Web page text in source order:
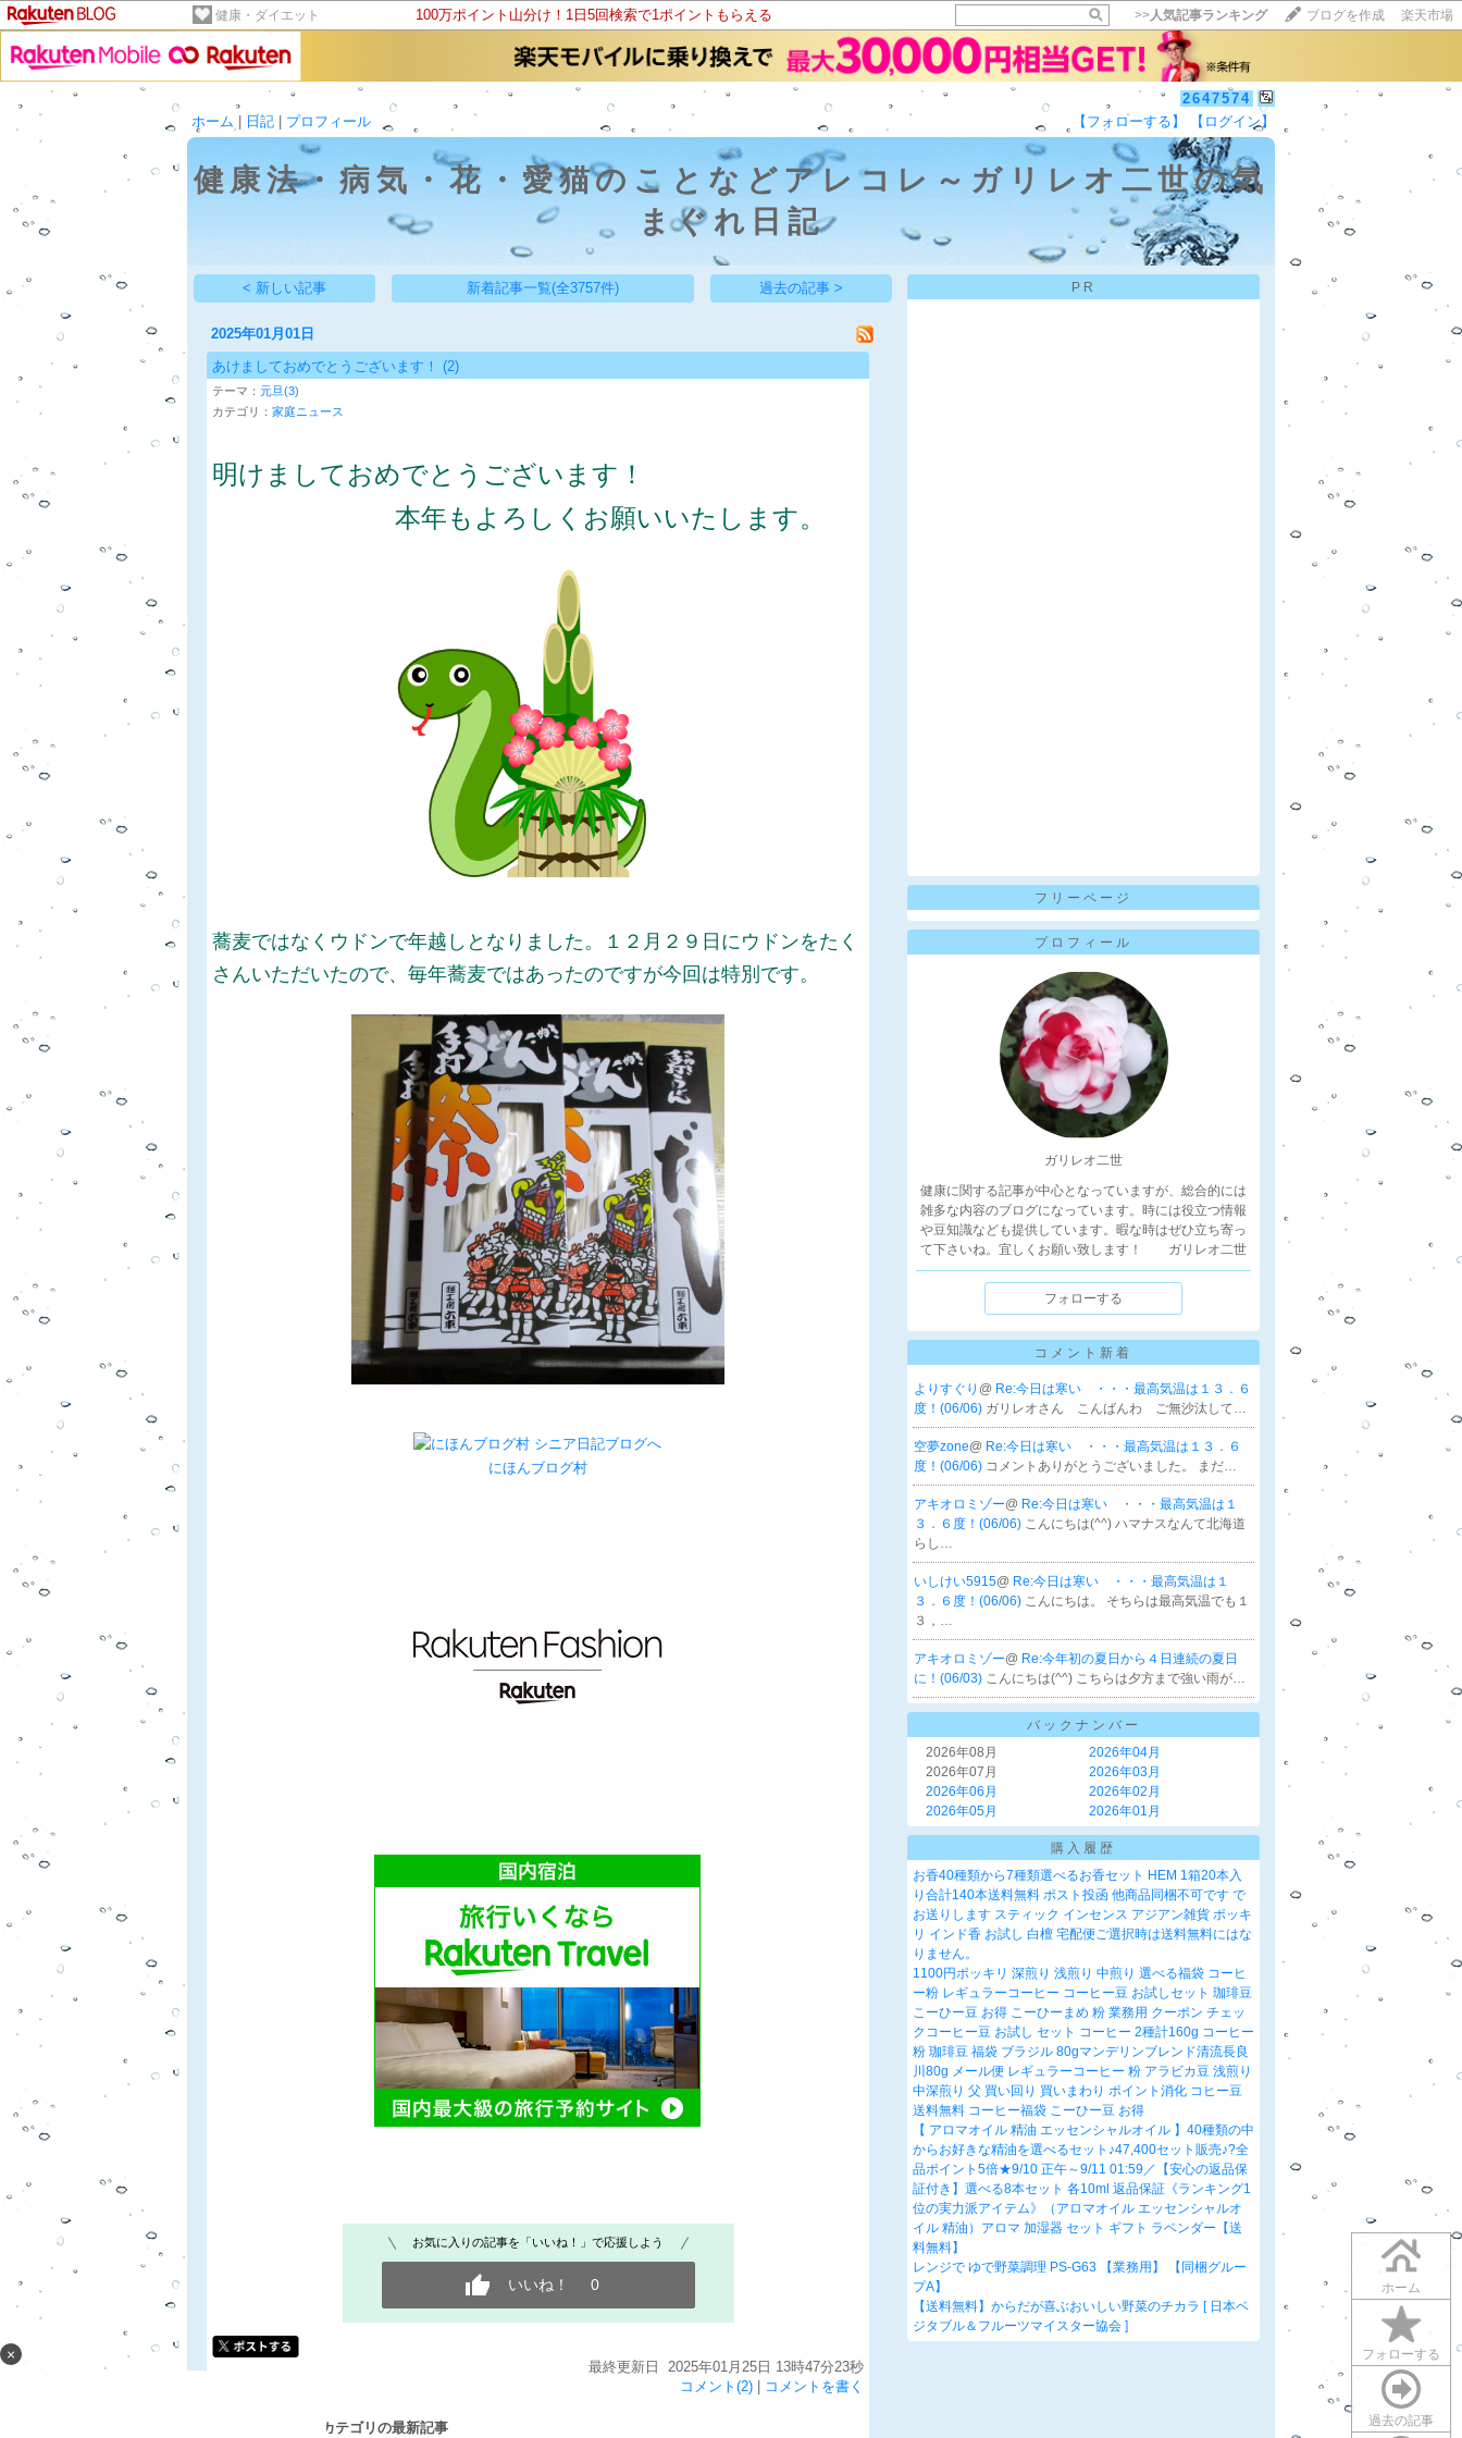
健康・ダイエット 100万ポイント山分け！1日5回検索で1ポイントもらえる >>人気記事ランキング ブログを作成 楽天市場
2647574
ホーム
日記 プロフィール 【フォローする】 【ログイン】
健康法・病気・花・愛猫のことなどアレコレ～ガリレオ二世の気
まぐれ日記
ホーム
フォローする
過去の記事
【毎日開催】
15記事にいいね！で1ポイント
-- --
< 新しい記事 新着記事一覧(全3757件) 過去の記事 >
2025年01月01日
あけましておめでとうございます！
(2)
テーマ：元旦(3)
カテゴリ：家庭ニュース
明けましておめでとうございます！
本年もよろしくお願いいたします。
蕎麦ではなくウドンで年越しとなりました。１２月２９日にウドンをたく
さんいただいたので、毎年蕎麦ではあったのですが今回は特別です。
にほんブログ村
お気に入りの記事を「いいね！」で応援しよう
いいね！ 0
最終更新日 2025年01月25日 13時47分23秒
コメント(2)
コメントを書く
[家庭ニュース] カテゴリの最新記事
PR
×
フリーページ
プロフィール
ガリレオ二世
健康に関する記事が中心となっていますが、総合的には
雑多な内容のブログになっています。時には役立つ情報
や豆知識なども提供しています。暇な時はぜひ立ち寄っ
て下さいね。宜しくお願い致します！ ガリレオ二世
フォローする
コメント新着
よりすぐり @ Re:今日は寒い ・・・最高気温は１３．６
度！(06/06) ガリレオさん こんばんわ ご無沙汰して…
空夢zone@ Re:今日は寒い ・・・最高気温は１３．６
度！(06/06) コメントありがとうございました。 まだ…
アキオロミゾー@ Re:今日は寒い ・・・最高気温は１
３．６度！(06/06) こんにちは(^^) ハマナスなんて北海道
らし…
いしけい5915@ Re:今日は寒い ・・・最高気温は１
３．６度！(06/06) こんにちは。 そちらは最高気温でも１
３，…
アキオロミゾー@ Re:今年初の夏日から４日連続の夏日
に！(06/03) こんにちは(^^) こちらは夕方まで強い雨が…
バックナンバー
2026年08月
2026年07月
2026年06月
2026年05月
2026年04月
2026年03月
2026年02月
2026年01月
購入履歴
お香40種類から7種類選べるお香セット HEM 1箱20本入
り合計140本送料無料 ポスト投函 他商品同梱不可です で
お送りします スティック インセンス アジアン雑貨 ポッキ
リ インド香 お試し 白檀 宅配便ご選択時は送料無料にはな
りません。
1100円ポッキリ 深煎り 浅煎り 中煎り 選べる福袋 コーヒ
ー粉 レギュラーコーヒー コーヒー豆 お試しセット 珈琲豆
こーひー豆 お得 こーひーまめ 粉 業務用 クーポン チェッ
クコーヒー豆 お試し セット コーヒー 2種計160g コーヒー
粉 珈琲豆 福袋 ブラジル 80gマンデリンブレンド清流長良
川80g メール便 レギュラーコーヒー 粉 アラビカ豆 浅煎り
中深煎り 父 買い回り 買いまわり ポイント消化 コヒー豆
送料無料 コーヒー福袋 こーひー豆 お得
【 アロマオイル 精油 エッセンシャルオイル 】40種類の中
からお好きな精油を選べるセット♪47,400セット販売♪?全
品ポイント5倍★9/10 正午～9/11 01:59／【安心の返品保
証付き】選べる8本セット 各10ml 返品保証《ランキング1
位の実力派アイテム》（アロマオイル エッセンシャルオ
イル 精油）アロマ 加湿器 セット ギフト ラベンダー【送
料無料】
レンジで ゆで野菜調理 PS-G63 【業務用】 【同梱グルー
プA】
【送料無料】からだが喜ぶおいしい野菜のチカラ [ 日本ベ
ジタブル＆フルーツマイスター協会 ]